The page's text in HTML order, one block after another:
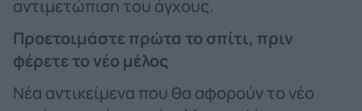
αντιμετώπιση του άγχους.
Προετοιμάστε πρώτα το σπίτι, πριν
φέρετε το νέο μέλος
Νέα αντικείμενα που θα αφορούν το νέο